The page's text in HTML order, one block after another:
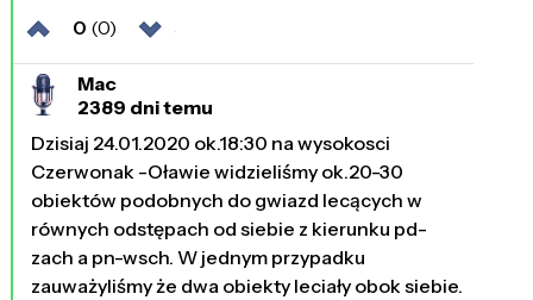
0 (0)
Mac
2389 dni temu
Dzisiaj 24.01.2020 ok.18:30 na wysokosci
Czerwonak -Oławie widzieliśmy ok.20-30
obiektów podobnych do gwiazd lecących w
równych odstępach od siebie z kierunku pd-
zach a pn-wsch. W jednym przypadku
zauważyliśmy że dwa obiekty leciały obok siebie.